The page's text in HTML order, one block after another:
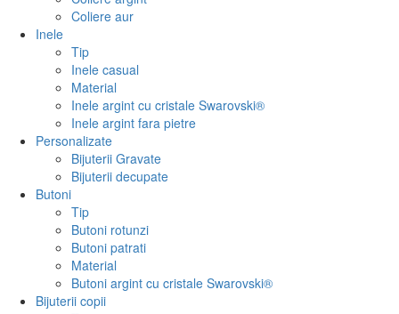
Coliere aur
Inele
Tip
Inele casual
Material
Inele argint cu cristale Swarovski®
Inele argint fara pietre
Personalizate
Bijuterii Gravate
Bijuterii decupate
Butoni
Tip
Butoni rotunzi
Butoni patrati
Material
Butoni argint cu cristale Swarovski®
Bijuterii copii